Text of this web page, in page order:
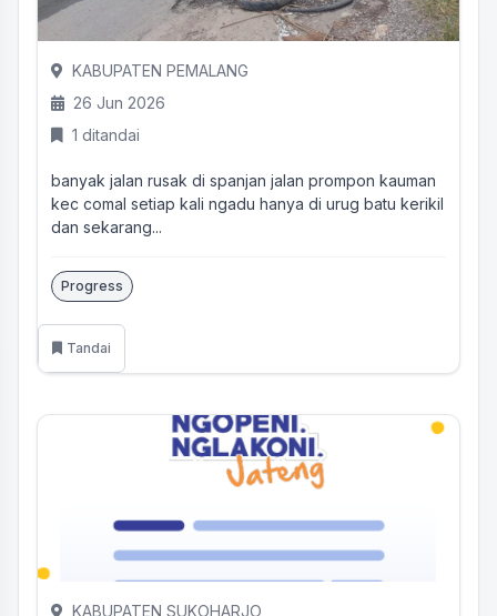
KABUPATEN PEMALANG
26 Jun 2026
1 ditandai
banyak jalan rusak di spanjan jalan prompon kauman
kec comal setiap kali ngadu hanya di urug batu kerikil
dan sekarang...
Progress
Tandai
KABUPATEN SUKOHARJO